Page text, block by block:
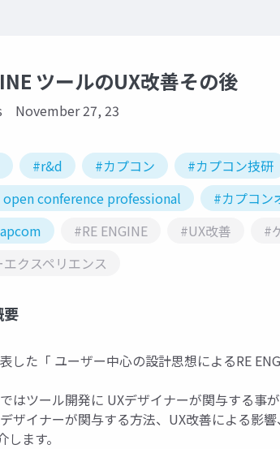
ツールのUX改善その後
November 27, 23
#r&d #カプコン #カプコン技研
conference professional
#カプコン
#RE ENGINE #UX改善 #
クスペリエンス
要
した「 ユーザー中心の設計思想によるRE
はツール開発に UXデザイナーが関与する事
ザイナーが関与する方法、UX改善による影
ます。